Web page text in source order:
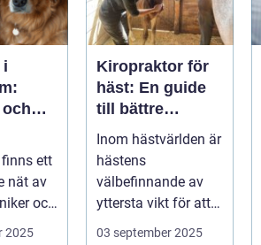
i
din
ett
nät av
och
2025
Kiropraktor för
häst: En guide
till bättre
hästhälsa
Inom hästvärlden är
hästens
välbefinnande av
yttersta vikt för att
03 september 2025